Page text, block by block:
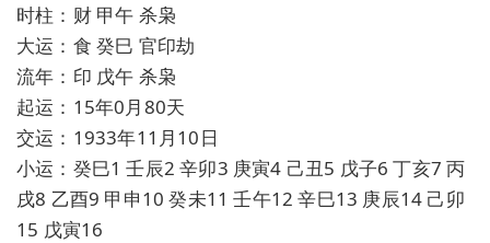
时柱：财 甲午 杀枭
大运：食 癸巳 官印劫
流年：印 戊午 杀枭
起运：15年0月80天
交运：1933年11月10日
小运：癸巳1 壬辰2 辛卯3 庚寅4 己丑5 戊子6 丁亥7 丙
戌8 乙酉9 甲申10 癸未11 壬午12 辛巳13 庚辰14 己卯
15 戊寅16